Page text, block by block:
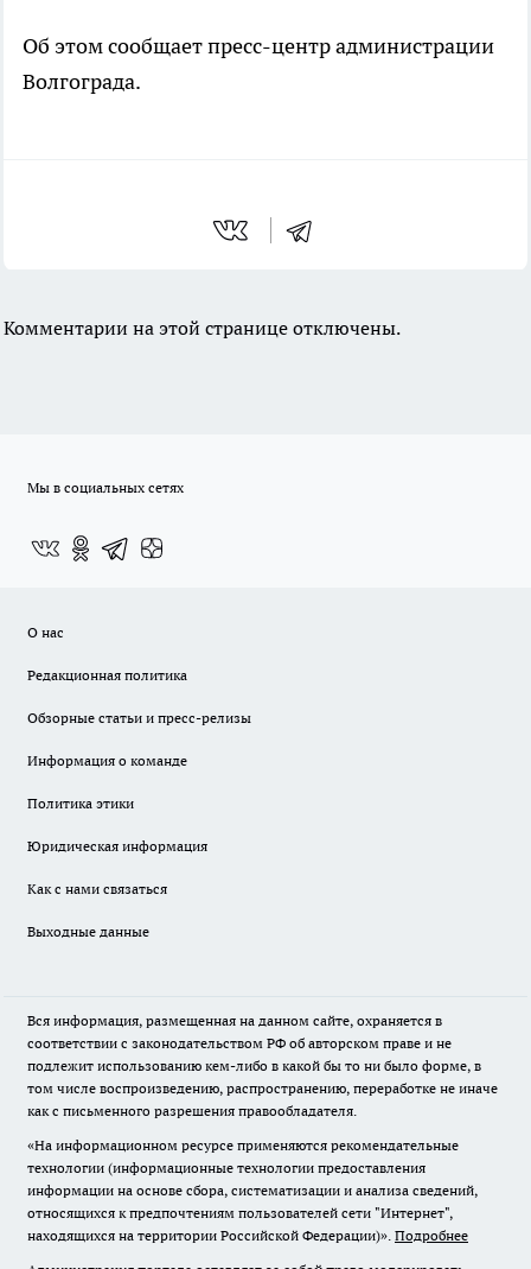
Об этом сообщает пресс-центр администрации
Волгограда.
Комментарии на этой странице отключены.
Мы в социальных сетях
О нас
Редакционная политика
Обзорные статьи и пресс-релизы
Информация о команде
Политика этики
Юридическая информация
Как с нами связаться
Выходные данные
Вся информация, размещенная на данном сайте, охраняется в
соответствии с законодательством РФ об авторском праве и не
подлежит использованию кем-либо в какой бы то ни было форме, в
том числе воспроизведению, распространению, переработке не иначе
как с письменного разрешения правообладателя.
«На информационном ресурсе применяются рекомендательные
технологии (информационные технологии предоставления
информации на основе сбора, систематизации и анализа сведений,
относящихся к предпочтениям пользователей сети "Интернет",
находящихся на территории Российской Федерации)». Подробнее